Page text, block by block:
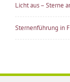
Licht aus – Sterne
Sternenführung in